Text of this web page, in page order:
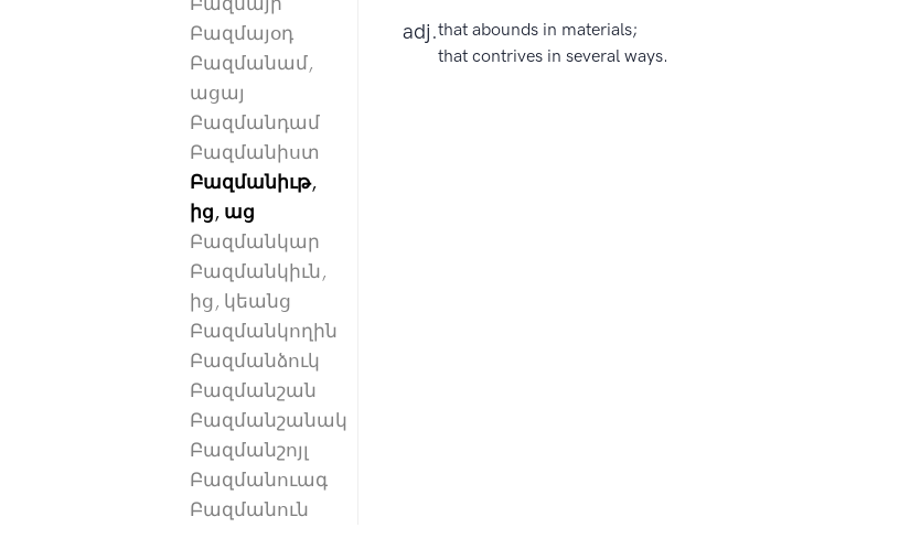
Բազմայօդ
Բազմանամ,
ացայ
Բազմանդամ
Բազմանիստ
Բազմանիւթ,
ից, աց
Բազմանկար
Բազմանկիւն,
ից, կեանց
Բազմանկողին
Բազմանձուկ
Բազմանշան
Բազմանշանակ
Բազմանշոյլ
Բազմանուագ
Բազմանուն
adj.that abounds in materials;
that contrives in several ways.